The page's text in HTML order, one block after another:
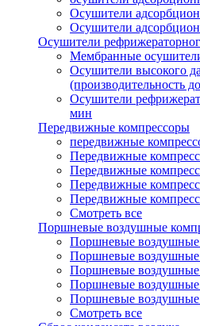
Осушители
Осушители
Осушители
Мембранные
Осушители высокого
(производительность
Осушители
мин
Передвижные компрессоры
передвижные
Передвижные
Передвижные
Передвижные
Передвижные
Смотреть все
Поршневые воздушные
Поршневые воздушные
Поршневые воздушные
Поршневые воздушные
Поршневые воздушные
Поршневые воздушные
Смотреть все